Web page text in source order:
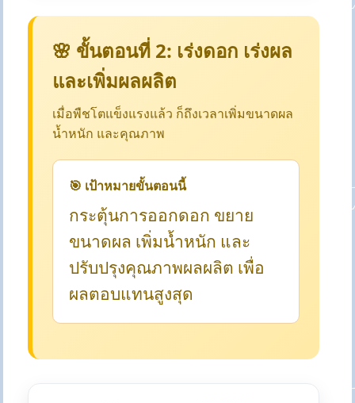
🌸 ขั้นตอนที่ 2: เร่งดอก เร่งผล
และเพิ่มผลผลิต
เมื่อพืชโตแข็งแรงแล้ว ก็ถึงเวลาเพิ่มขนาดผล
น้ำหนัก และคุณภาพ
🎯 เป้าหมายขั้นตอนนี้
กระตุ้นการออกดอก ขยาย
ขนาดผล เพิ่มน้ำหนัก และ
ปรับปรุงคุณภาพผลผลิต เพื่อ
ผลตอบแทนสูงสุด